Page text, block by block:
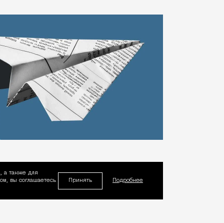
а также для
вы соглашаетесь
Принять Подробнее